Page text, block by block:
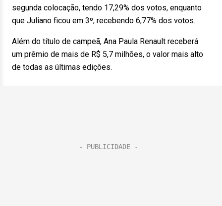
segunda colocação, tendo 17,29% dos votos, enquanto
que Juliano ficou em 3º, recebendo 6,77% dos votos.
Além do título de campeã, Ana Paula Renault receberá
um prêmio de mais de R$ 5,7 milhões, o valor mais alto
de todas as últimas edições.